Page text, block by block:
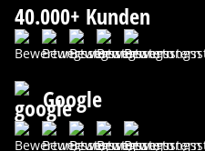
40.000+ Kunden
Google